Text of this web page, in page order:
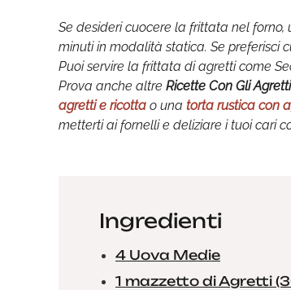
Se desideri cuocere la frittata nel
minuti in modalità statica. Se preferisci
Puoi servire la frittata di agretti come
Prova anche altre Ricette Con Gli Agretti
agretti e ricotta o una torta rustica con
metterti ai fornelli e deliziare i tuoi cari
Ingredienti
4 Uova Medie
1 mazzetto di Agretti